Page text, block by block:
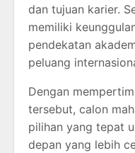
dan tujuan karier.
memiliki
pendekatan
peluang
Dengan
tersebut, calon
pilihan yang tepat
depan yang lebih